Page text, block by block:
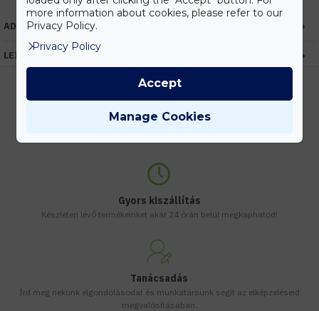
ADATOK
LEÍRÁS
Kedvezmények
Gyors kiszállítás
Készleten lévő termékeinket akár 24 órán belül megkaphatod!
Tanácsadás
Írd meg nekünk elgondolásodat és munkatársunk segít az elképzeléseid
megvalósításában.
more information about cookies, please refer to our
Privacy Policy.
Privacy Policy
Manage Cookies
Accept